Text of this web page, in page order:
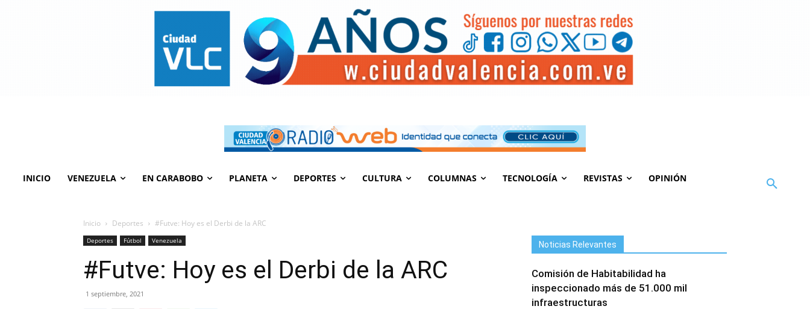
INICIO VENEZUELA EN CARABOBO PLANETA DEPORTES CULTURA COLUMNAS TECNOLOGÍA REVISTAS OPINIÓN
Inicio Deportes #Futve: Hoy es el Derbi de la ARC
Deportes Fútbol Venezuela
#Futve: Hoy es el Derbi de la ARC
1 septiembre, 2021
Noticias Relevantes
Comisión de Habitabilidad ha
inspeccionado más de 51.000 mil
infraestructuras